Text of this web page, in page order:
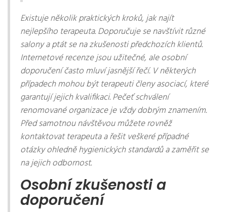
Existuje několik praktických kroků, jak najít
nejlepšího terapeuta. Doporučuje se navštívit různé
salony a ptát se na zkušenosti předchozích klientů.
Internetové recenze jsou užitečné, ale osobní
doporučení často mluví jasnější řečí. V některých
případech mohou být terapeuti členy asociací, které
garantují jejich kvalifikaci. Pečeť schválení
renomované organizace je vždy dobrým znamením.
Před samotnou návštěvou můžete rovněž
kontaktovat terapeuta a řešit veškeré případné
otázky ohledně hygienických standardů a zaměřit se
na jejich odbornost.
Osobní zkušenosti a
doporučení